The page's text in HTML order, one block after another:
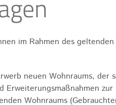
im Rahmen des
neuen Wohnraums, der
Erweiterungsmaßnahmen
Wohnraums